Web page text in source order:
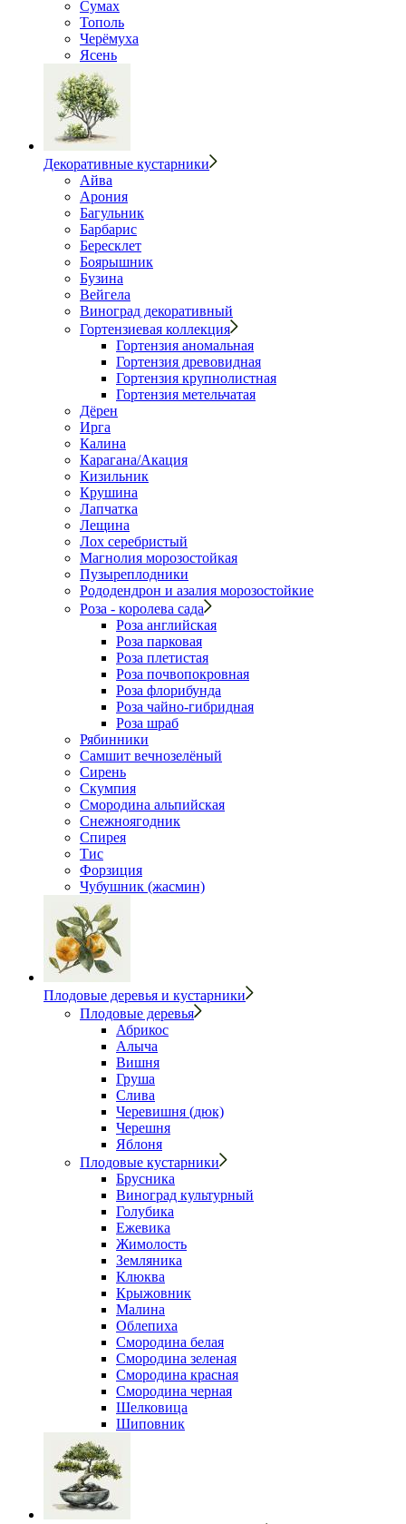
Сумах
Тополь
Черёмуха
Ясень
Декоративные кустарники
Айва
Арония
Багульник
Барбарис
Бересклет
Боярышник
Бузина
Вейгела
Виноград декоративный
Гортензиевая коллекция
Гортензия аномальная
Гортензия древовидная
Гортензия крупнолистная
Гортензия метельчатая
Дёрен
Ирга
Калина
Карагана/Акация
Кизильник
Крушина
Лапчатка
Лещина
Лох серебристый
Магнолия морозостойкая
Пузыреплодники
Рододендрон и азалия морозостойкие
Роза - королева сада
Роза английская
Роза парковая
Роза плетистая
Роза почвопокровная
Роза флорибунда
Роза чайно-гибридная
Роза шраб
Рябинники
Самшит вечнозелёный
Сирень
Скумпия
Смородина альпийская
Снежноягодник
Спирея
Тис
Форзиция
Чубушник (жасмин)
Плодовые деревья и кустарники
Плодовые деревья
Абрикос
Алыча
Вишня
Груша
Слива
Черевишня (дюк)
Черешня
Яблоня
Плодовые кустарники
Брусника
Виноград культурный
Голубика
Ежевика
Жимолость
Земляника
Клюква
Крыжовник
Малина
Облепиха
Смородина белая
Смородина зеленая
Смородина красная
Смородина черная
Шелковица
Шиповник